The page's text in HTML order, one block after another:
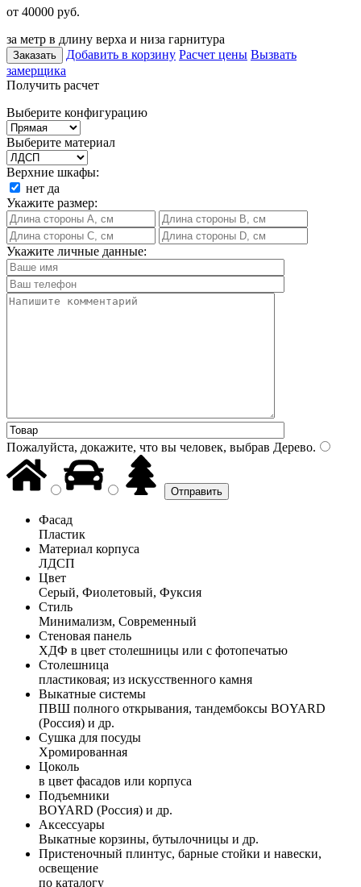
от 40000 руб.
за метр в длину верха и низа гарнитура
Заказать Добавить в корзину Расчет цены Вызвать
замерщика
Получить расчет
Выберите конфигурацию
Выберите материал
Верхние шкафы:
нет да
Укажите размер:
Укажите личные данные:
Пожалуйста, докажите, что вы человек, выбрав Дерево.
Фасад
Пластик
Материал корпуса
ЛДСП
Цвет
Серый, Фиолетовый, Фуксия
Стиль
Минимализм, Современный
Стеновая панель
ХДФ в цвет столешницы или с фотопечатью
Столешница
пластиковая; из искусственного камня
Выкатные системы
ПВШ полного открывания, тандембоксы BOYARD
(Россия) и др.
Сушка для посуды
Хромированная
Цоколь
в цвет фасадов или корпуса
Подъемники
BOYARD (Россия) и др.
Аксессуары
Выкатные корзины, бутылочницы и др.
Пристеночный плинтус, барные стойки и навески,
освещение
по каталогу